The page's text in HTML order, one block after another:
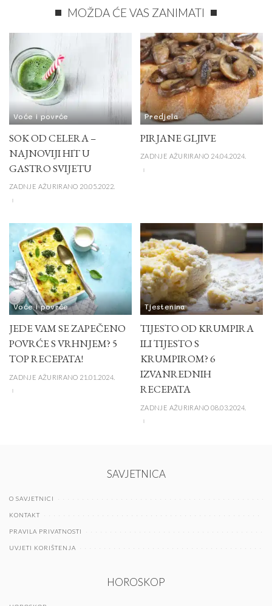
MOŽDA ĆE VAS ZANIMATI
Voće i povrće
SOK OD CELERA –
NAJNOVIJI HIT U
GASTRO SVIJETU
ZADNJE AŽURIRANO 20.05.2022.
Predjela
PIRJANE GLJIVE
ZADNJE AŽURIRANO 24.04.2024.
Voće i povrće
JEDE VAM SE ZAPEČENO
POVRĆE S VRHNJEM? 5
TOP RECEPATA!
ZADNJE AŽURIRANO 21.01.2024.
Tjestenina
TIJESTO OD KRUMPIRA
ILI TIJESTO S
KRUMPIROM? 6
IZVANREDNIH
RECEPATA
ZADNJE AŽURIRANO 08.03.2024.
SAVJETNICA
O SAVJETNICI
KONTAKT
PRAVILA PRIVATNOSTI
UVJETI KORIŠTENJA
HOROSKOP